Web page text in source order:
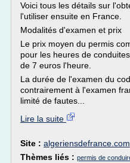
Voici tous les détails sur
l'utiliser ensuite en France.
Modalités d'examen et prix
Le prix moyen du permis
pour les heures de
de 7 euros l'heure.
La durée de l'examen du
contrairement à l'examen
limité de fautes...
Lire la suite
Site : algeriensdefrance.com
Thèmes liés : permis de